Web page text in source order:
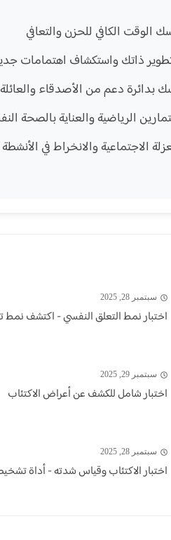
الوقت الكافي للحزن والتعافي
ذاتك واستكشاف اهتمامات
بدائرة دعم من الأصدقاء والعائلة
الرياضية والعناية بالصحة
الاجتماعية والانخراط في الأنشطة
سبتمبر 28, 2025
اختبار نمط التعلق النفسي - اكتشف نمط
سبتمبر 29, 2025
اختبار شامل للكشف عن أعراض الاكتئاب
سبتمبر 28, 2025
اختبار الاكتئاب وقياس شدته - أداة